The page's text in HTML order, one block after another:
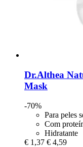
Dr.Althea
Mask
-70%
Para peles
Com
Hidratante
€ 1,37 € 4,59